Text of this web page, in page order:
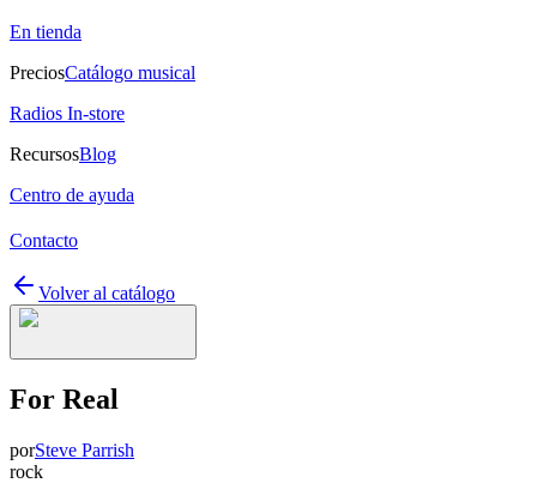
En tienda
PreciosCatálogo musical
Radios In-store
RecursosBlog
Centro de ayuda
Contacto
Volver al catálogo
For Real
porSteve Parrish
rock